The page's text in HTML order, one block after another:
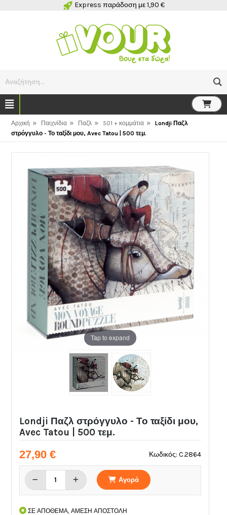
Express παράδοση με 1,90 €
Αναζήτηση...
Αρχική » Παιχνίδια » Παζλ » 501 + κομμάτια »
Londji Παζλ
στρόγγυλο - Το ταξίδι μου, Avec Tatou | 500 τεμ.
Tap to expand
Londji Παζλ στρόγγυλο - Το ταξίδι μου,
Avec Tatou | 500 τεμ.
Κωδικός: C.2864
27,90 €
Αγορά
ΣΕ ΑΠΟΘΕΜΑ, ΑΜΕΣΗ ΑΠΟΣΤΟΛΗ